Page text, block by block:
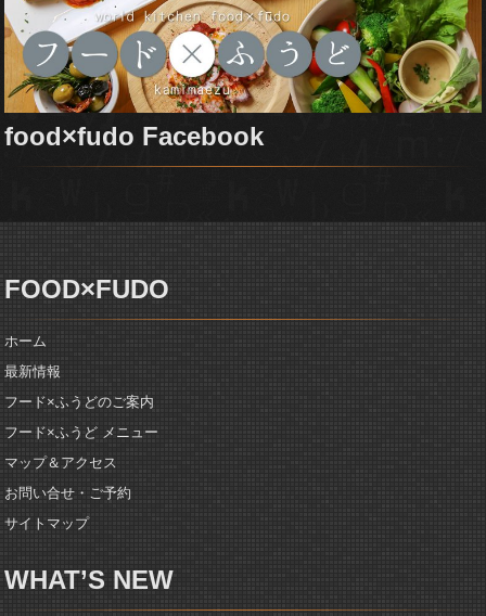
food×fudo Facebook
FOOD×FUDO
ホーム
最新情報
フード×ふうどのご案内
フード×ふうど メニュー
マップ＆アクセス
お問い合せ・ご予約
サイトマップ
WHAT’S NEW